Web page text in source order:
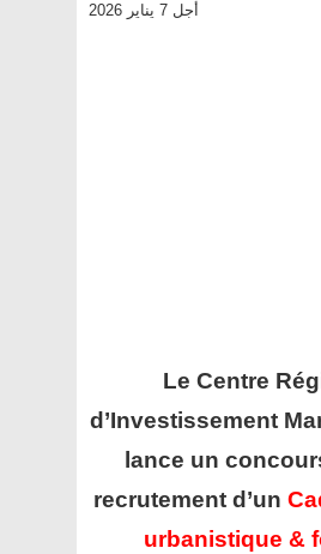
Le Centre
d’Investissement
lance un
recrutement d’un
urbanistique &